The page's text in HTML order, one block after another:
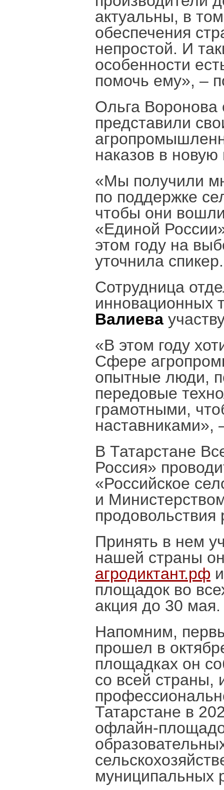
актуальны, в
обеспечения
непростой. И
особенности
помочь ему», –
Ольга Воронова
представили
наказов в
«Мы получили
по поддержке
чтобы они
«Единой
этом году на
уточнила спикер.
Сотрудница
инновационных
Валиева
«В этом году
Сфере
опытные люди,
передовые
грамотными,
наставниками»,
В Татарстане
Россия»
«Российское
и
продовольствия
Принять в нем
нашей страны
агродиктант.рф
площадок во
акция до 30 мая.
Напомним,
прошел в
площадках он
со всей страны,
Татарстане в
офлайн-
муниципальных